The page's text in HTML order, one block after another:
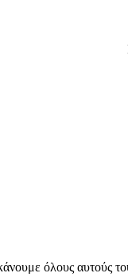
όλους αυτούς